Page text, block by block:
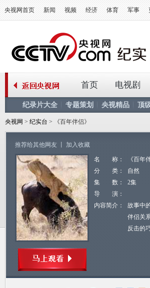
央视网首页 新闻 视频 经济 体育 军事
首页 电视剧
纪录片大全 专题策划 央视精品 顶
央视网 > 纪实台 > 《百年伴侣》
推荐给其他网友 加入收藏
名 称：
《百年
分 类：
自然
集 数：
2集
导 演：
内容简介：
故事中
伴侣关
反击的